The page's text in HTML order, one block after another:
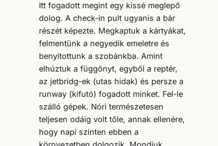
Itt fogadott megint egy kissé meglepő
dolog. A check-in pult ugyanis a bár
részét képezte. Megkaptuk a kártyákat,
felmentünk a negyedik emeletre és
benyitottunk a szobánkba. Amint
elhúztuk a függönyt, egyből a reptér,
az jetbridg-ek (utas hidak) és persze a
runway (kifutó) fogadott minket. Fel-le
szálló gépek. Nóri természetesen
teljesen odáig volt tőle, annak ellenére,
hogy napi szinten ebben a